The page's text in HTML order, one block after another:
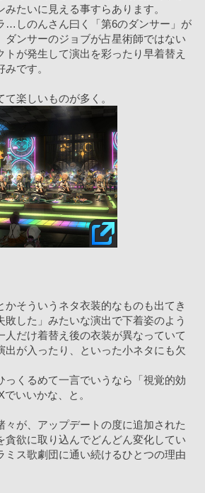
たいに見える事すらあります。
しのんさん曰く「第6のダンサー」が
ダンサーのジョブが占星術師ではない
トが発生して演出を彩ったり早着替え
です。
楽しいものが多く。
そういうネタ衣装的なものも出てき
敗した」みたいな演出で下着姿のよう
人だけ着替え後の衣装が異なっていて
出が入ったり、といった小ネタにも欠
くるめて一言でいうなら「視覚的効
いいかな、と。
が、アップデートの度に追加された
貪欲に取り込んでどんどん変化してい
ミス歌劇団に通い続けるひとつの理由